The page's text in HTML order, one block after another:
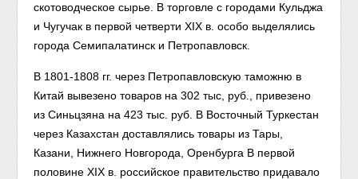
скотоводческое сырье. В торговле с городами Кульджа
и Чугучак в первой четверти XIX в. особо выделялись
города Семипалатинск и Петропавловск.
В 1801-1808 гг. через Петропавловскую таможню в
Китай вывезено товаров на 302 тыс, руб., привезено
из Синьцзяна на 423 тыс. руб. В Восточный Туркестан
через Казахстан доставлялись товары из Тары,
Казани, Нижнего Новгорода, Оренбурга В первой
половине XIX в. российское правительство придавало